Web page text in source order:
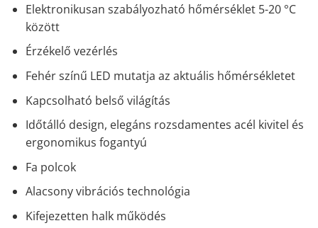
Elektronikusan szabályozható hőmérséklet 5-20 °C
között
Érzékelő vezérlés
Fehér színű LED mutatja az aktuális hőmérsékletet
Kapcsolható belső világítás
Időtálló design, elegáns rozsdamentes acél kivitel és
ergonomikus fogantyú
Fa polcok
Alacsony vibrációs technológia
Kifejezetten halk működés